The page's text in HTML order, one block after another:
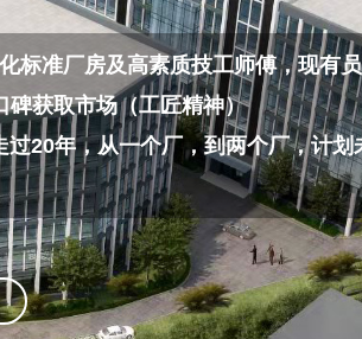
厂房及高素质技工师傅，现有员
碑获取市场（工匠精神）
年，从一个厂，到两个厂，计划